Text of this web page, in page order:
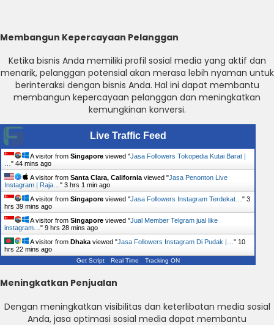
Membangun Kepercayaan Pelanggan
Ketika bisnis Anda memiliki profil sosial media yang aktif dan
menarik, pelanggan potensial akan merasa lebih nyaman untuk
berinteraksi dengan bisnis Anda. Hal ini dapat membantu
membangun kepercayaan pelanggan dan meningkatkan
kemungkinan konversi.
Live Traffic Feed
A visitor from Singapore viewed "Jasa Followers Tokopedia Kutai Barat |
…" 44 mins ago
A visitor from Santa Clara, Californiaviewed "Jasa Penonton Live
Instagram | Raja…" 3 hrs 1 min ago
A visitor from Singapore viewed "Jasa Followers Instagram Terdekat…" 3
hrs 39 mins ago
A visitor from Singapore viewed "Jual Member Telgram jual like
instagram…" 9 hrs 28 mins ago
A visitor from Dhakaviewed "Jasa Followers Instagram Di Pudak |…" 10
hrs 22 mins ago
Get Script Real Time Tracking ON
Meningkatkan Penjualan
Dengan meningkatkan visibilitas dan keterlibatan media sosial
Anda, jasa optimasi sosial media dapat membantu